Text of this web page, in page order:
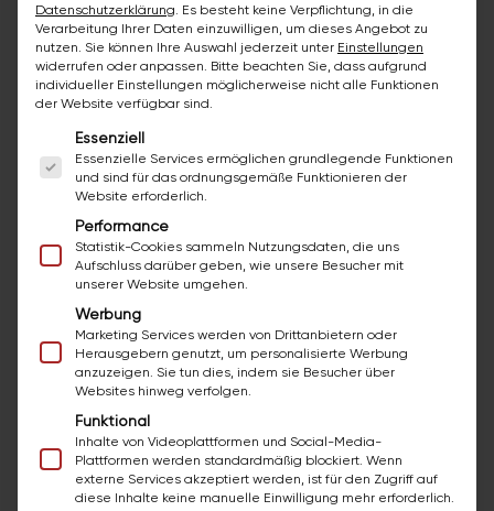
Warum bazuba?
Zusätzlich: Diäten & Zulagen
Deutliche Überzahlung je nach Erfahrung und
Qualifikation
Arbeiten in einem kollegialen, motivierten Team
Abwechslungsreiche Projekte – ausschließlich im
Innenbereich
Strukturierte Einschulung und laufende
Unterstützung
Datenschutzerklärung. Es besteht keine Verpflichtung, in die
Verarbeitung Ihrer Daten einzuwilligen, um dieses Angebot zu
nutzen. Sie können Ihre Auswahl jederzeit unter Einstellungen
widerrufen oder anpassen. Bitte beachten Sie, dass aufgrund
individueller Einstellungen möglicherweise nicht alle Funktionen
der Website verfügbar sind.
Es folgt eine Liste der Service-Gruppen, für die
Essenziell
Essenzielle Services ermöglichen grundlegende Funktionen
und sind für das ordnungsgemäße Funktionieren der
Website erforderlich.
Performance
Statistik-Cookies sammeln Nutzungsdaten, die uns
Aufschluss darüber geben, wie unsere Besucher mit
unserer Website umgehen.
Werbung
Marketing Services werden von Drittanbietern oder
Herausgebern genutzt, um personalisierte Werbung
anzuzeigen. Sie tun dies, indem sie Besucher über
Websites hinweg verfolgen.
Funktional
Inhalte von Videoplattformen und Social-Media-
Plattformen werden standardmäßig blockiert. Wenn
externe Services akzeptiert werden, ist für den Zugriff auf
diese Inhalte keine manuelle Einwilligung mehr erforderlich.